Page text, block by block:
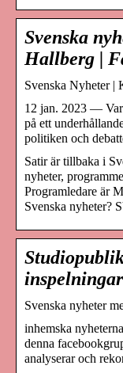
Svenska
Hallberg |
Svenska Nyheter |
12 jan. 2023 —
på ett
politiken och
Satir är tillbaka i
nyheter,
Programledare är
Svenska nyheter?
inspelningar
Svenska nyheter
inhemska
denna
analyserar och